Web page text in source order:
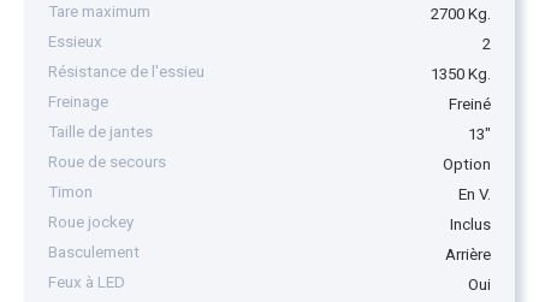
Tare maximum
2700 Kg.
Essieux
2
Résistance de l'essieu
1350 Kg.
Freinage
Freiné
Taille de jantes
13"
Roue de secours
Option
Timon
En V.
Roue jockey
Inclus
Basculement
Arrière
Feux à LED
Oui